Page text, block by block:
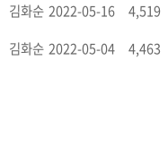
김화순 2022-05-16
4,519
김화순 2022-05-04
4,463